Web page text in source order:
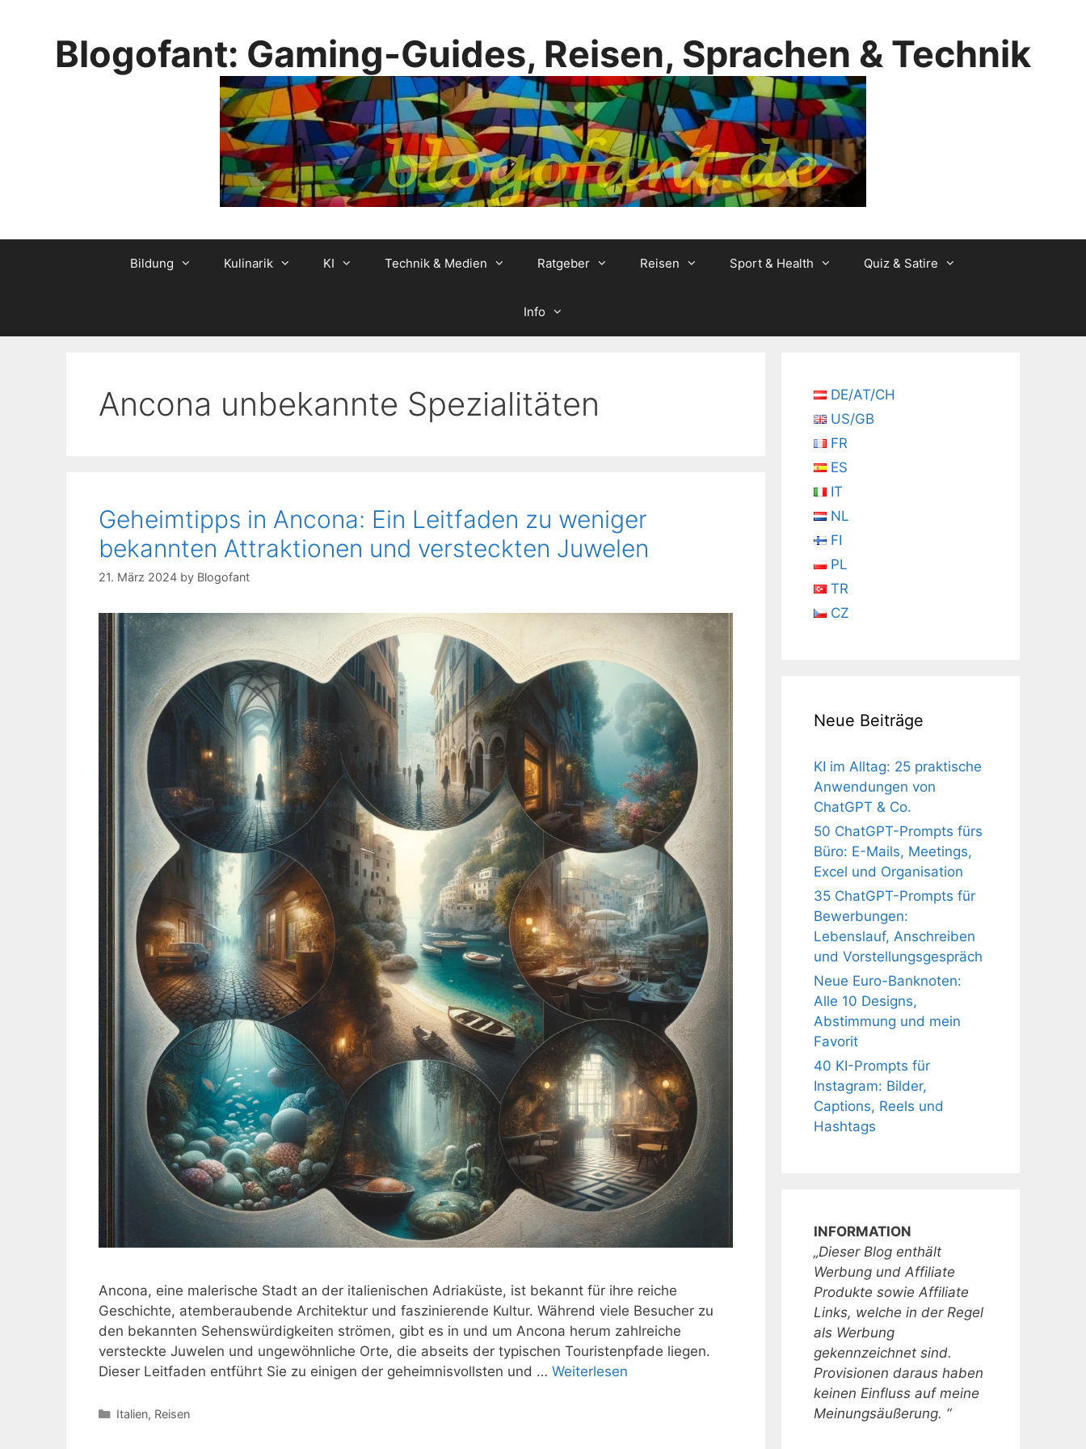
Blogofant: Gaming-Guides, Reisen, Sprachen & Technik
Bildung Kulinarik KI Technik & Medien Ratgeber Reisen Sport & Health Quiz & Satire
Info
Ancona unbekannte Spezialitäten
Geheimtipps in Ancona: Ein Leitfaden zu weniger
bekannten Attraktionen und versteckten Juwelen
21. März 2024 by Blogofant
Ancona, eine malerische Stadt an der italienischen Adriaküste, ist bekannt für ihre reiche
Geschichte, atemberaubende Architektur und faszinierende Kultur. Während viele Besucher zu
den bekannten Sehenswürdigkeiten strömen, gibt es in und um Ancona herum zahlreiche
versteckte Juwelen und ungewöhnliche Orte, die abseits der typischen Touristenpfade liegen.
Dieser Leitfaden entführt Sie zu einigen der geheimnisvollsten und … Weiterlesen
Kategorien
Italien, Reisen
DE/AT/CH
US/GB
FR
ES
IT
NL
FI
PL
TR
CZ
Neue Beiträge
KI im Alltag: 25 praktische
Anwendungen von
ChatGPT & Co.
50 ChatGPT-Prompts fürs
Büro: E-Mails, Meetings,
Excel und Organisation
35 ChatGPT-Prompts für
Bewerbungen:
Lebenslauf, Anschreiben
und Vorstellungsgespräch
Neue Euro-Banknoten:
Alle 10 Designs,
Abstimmung und mein
Favorit
40 KI-Prompts für
Instagram: Bilder,
Captions, Reels und
Hashtags
INFORMATION
„Dieser Blog enthält
Werbung und Affiliate
Produkte sowie Affiliate
Links, welche in der Regel
als Werbung
gekennzeichnet sind.
Provisionen daraus haben
keinen Einfluss auf meine
Meinungsäußerung. “